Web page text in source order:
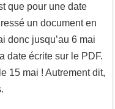
que pour une date
un document en
donc jusqu’au 6 mai
date écrite sur le PDF.
15 mai ! Autrement dit,